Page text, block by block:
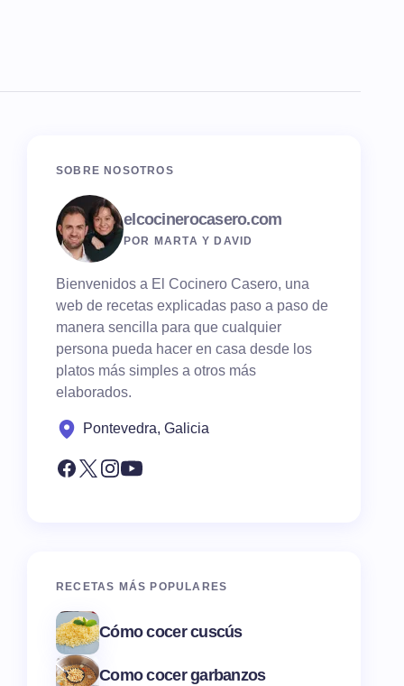
SOBRE NOSOTROS
elcocinerocasero.com
POR MARTA Y DAVID
Bienvenidos a El Cocinero Casero, una
web de recetas explicadas paso a paso de
manera sencilla para que cualquier
persona pueda hacer en casa desde los
platos más simples a otros más
elaborados.
Pontevedra, Galicia
RECETAS MÁS POPULARES
Cómo cocer cuscús
Como cocer garbanzos